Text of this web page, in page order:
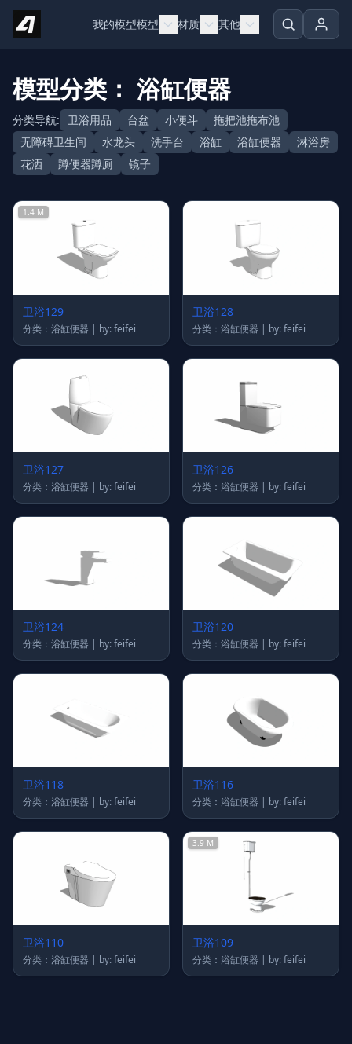
Skip to content
我的模型模型 材质 其他
模型分类： 浴缸便器
分类导航: 卫浴用品 台盆 小便斗
拖把池拖布池
无障碍卫生间
水龙头 洗手台 浴缸 浴缸便器
淋浴房
花洒
蹲便器蹲厕 镜子
1.4 M
卫浴129
分类：浴缸便器 | by: feifei
卫浴128
分类：浴缸便器 | by: feifei
卫浴127
分类：浴缸便器 | by: feifei
卫浴126
分类：浴缸便器 | by: feifei
卫浴124
分类：浴缸便器 | by: feifei
卫浴120
分类：浴缸便器 | by: feifei
卫浴118
分类：浴缸便器 | by: feifei
卫浴116
分类：浴缸便器 | by: feifei
卫浴110
分类：浴缸便器 | by: feifei
3.9 M
卫浴109
分类：浴缸便器 | by: feifei